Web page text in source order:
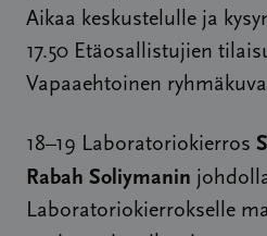
Aikaa keskustelulle ja
17.50 Etäosallistujien
Vapaaehtoinen ryhmäkuva
18–19 Laboratoriokierros
Rabah Soliymanin
Laboratoriokierrokselle